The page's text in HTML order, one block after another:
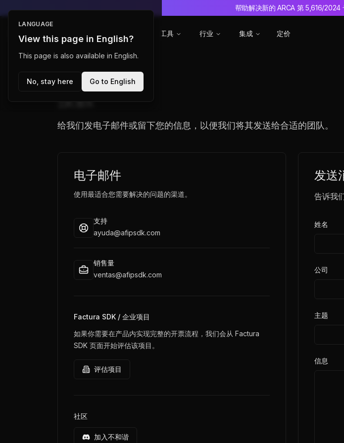
帮助解决新的 ARCA 第 5,616/2024
Afip SDK 产品 工具 行业 集成 定价
给我们发电子邮件或留下您的信息，以便我们将其发送给合适的团队。
电子邮件
使用最适合您需要解决的问题的渠道。
支持
ayuda@afipsdk.com
销售量
ventas@afipsdk.com
Factura SDK / 企业项目
如果你需要在产品内实现完整的开票流程，我们会从 Factura
SDK 页面开始评估该项目。
评估项目
社区
加入不和谐
发送
告诉我
姓名
公司
主题
信息
LANGUAGE
View this page in English?
This page is also available in English.
No, stay here Go to English